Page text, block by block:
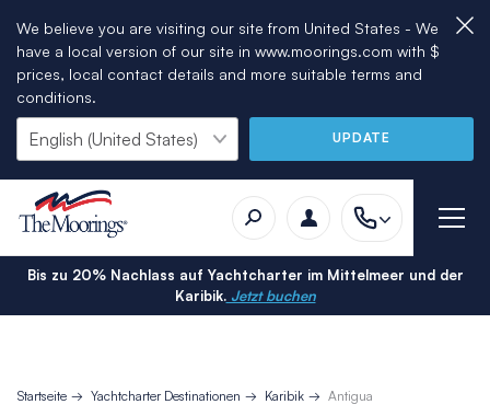
We believe you are visiting our site from United States - We
have a local version of our site in www.moorings.com with $
prices, local contact details and more suitable terms and
conditions.
UPDATE
Bis zu 20% Nachlass auf Yachtcharter im Mittelmeer und der
Karibik.Jetzt buchen
Startseite Yachtcharter Destinationen Karibik Antigua